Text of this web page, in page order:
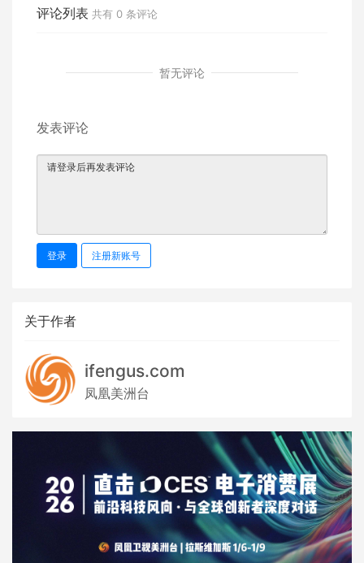
评论列表 共有 0 条评论
暂无评论
发表评论
登录 注册新账号
关于作者
ifengus.com
凤凰美洲台